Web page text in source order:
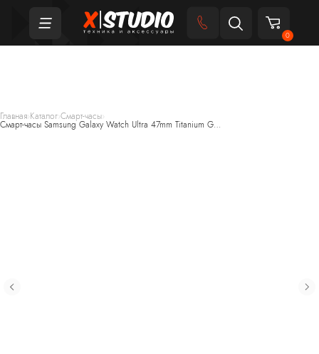
0
Главная Каталог Смарт-часы
Смарт-часы Samsung Galaxy Watch Ultra 47mm Titanium G…